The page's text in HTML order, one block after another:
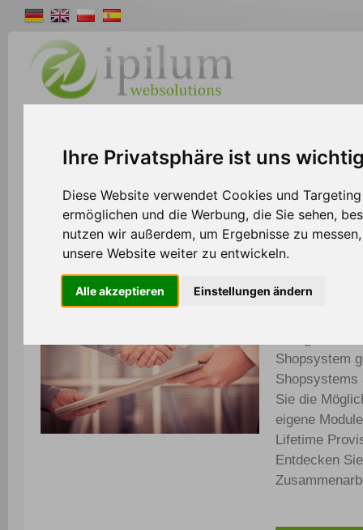
Ihre Privatsphäre ist uns
Diese Website verwendet Cookies und
ermöglichen und die Werbung, die Sie sehen,
nutzen wir außerdem, um Ergebnisse zu
unsere Website weiter zu entwickeln.
Alle akzeptieren Einstellungen ändern
>> Partner
Partner werden und attraktive Vorteile
Ipilum
Shopsystem
Shopsystems
Sie die
eigene
Lifetime
Entdecken